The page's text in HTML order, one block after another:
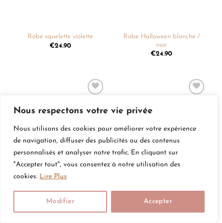
Nous respectons votre vie privée
Nous utilisons des cookies pour améliorer votre expérience
de navigation, diffuser des publicités ou des contenus
personnalisés et analyser notre trafic. En cliquant sur
"Accepter tout", vous consentez à notre utilisation des
cookies. Lire Plus
Modifier Accepter
Robe squelette violette
€24.90
Robe Halloween blanche /
noir
€24.90
à la
liste de
Robe chauve-souris violette